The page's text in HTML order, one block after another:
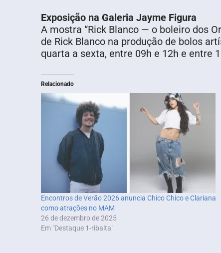
Exposição na Galeria Jayme Figura
A mostra “Rick Blanco — o boleiro dos
de Rick Blanco na produção de bolos
quarta a sexta, entre 09h e 12h e entre
Relacionado
Encontros de Verão 2026 anuncia Chico Chico e Clariana
como atrações no MAM
26 de dezembro de 2025
Em "Destaque 1-ribalta"